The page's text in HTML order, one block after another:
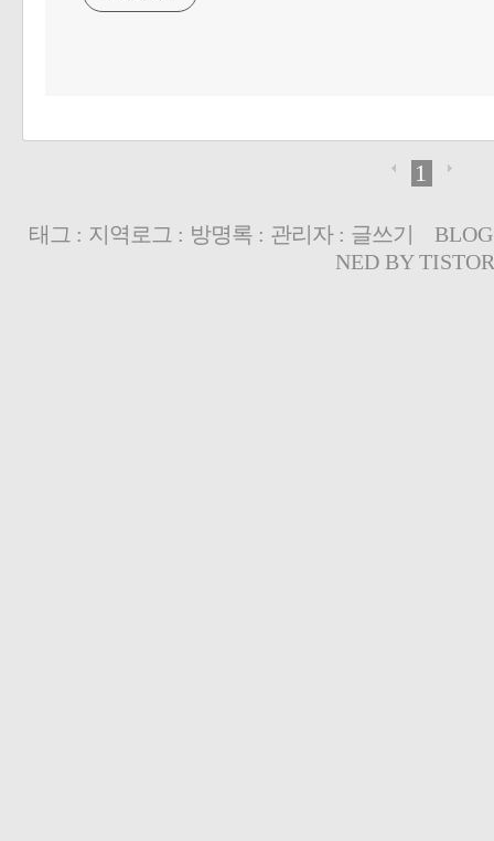
1
태그 : 지역로그 : 방명록: 관리자: 글쓰기
NED BY